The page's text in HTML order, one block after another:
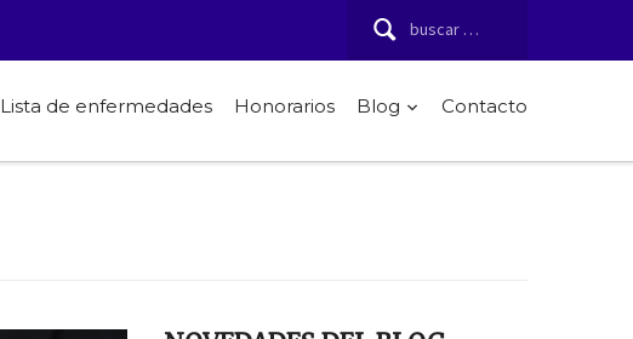
Buscar:
Lista de enfermedades Honorarios Blog Contacto